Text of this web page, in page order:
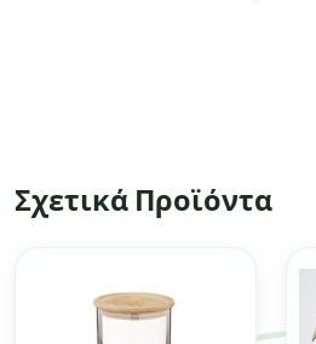
Σχετικά Προϊόντα